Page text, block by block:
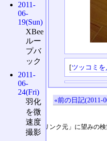
[ツッコミを
«前の日記(2011-
↑の「本日のリンク元」に望みの
2011-
06-
19(Sun)
XBee
ルー
プバ
ック
2011-
06-
24(Fri)
羽化
を微
速度
撮影